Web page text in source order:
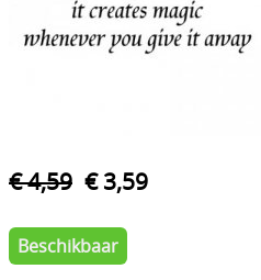
Papier - karton - enveloppen
Kaarten maken - Scrapbook
Bullet Journalling
Tekenen - Schrijven - kleuren
€ 4,59 € 3,59
Beschikbaar